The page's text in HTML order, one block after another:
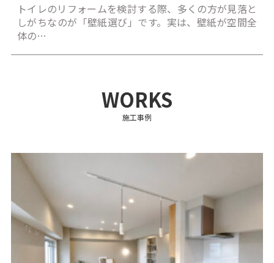
トイレのリフォームを検討する際、多くの方が見落と
しがちなのが「壁紙選び」です。実は、壁紙が空間全
体の…
WORKS
施工事例